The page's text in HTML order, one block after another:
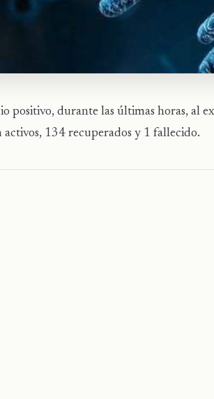
positivo, durante las últimas horas, al
activos, 134 recuperados y 1 fallecido.